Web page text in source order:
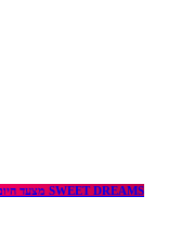
The Rest of מצעד היום (גרסת האלבום) 22 – 4.8.26 – מהדורת SWEET DREAMS